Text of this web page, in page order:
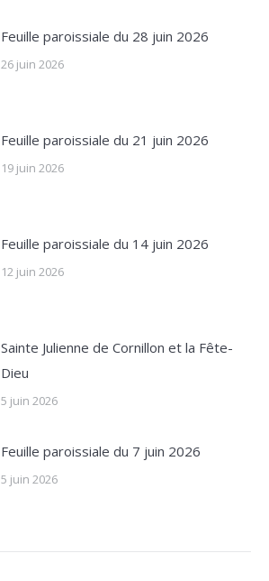
Feuille paroissiale du 28 juin 2026
26 juin 2026
Feuille paroissiale du 21 juin 2026
19 juin 2026
Feuille paroissiale du 14 juin 2026
12 juin 2026
Sainte Julienne de Cornillon et la Fête-
Dieu
5 juin 2026
Feuille paroissiale du 7 juin 2026
5 juin 2026